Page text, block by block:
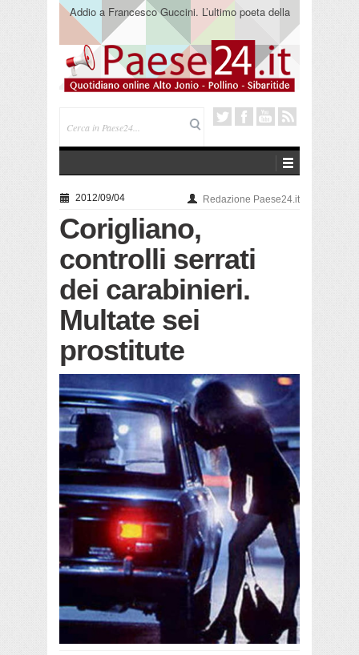
Addio a Francesco Guccini. L’ultimo poeta della
canzone impegnata
2012/09/04 Redazione Paese24.it
Corigliano,
controlli serrati
dei carabinieri.
Multate sei
prostitute